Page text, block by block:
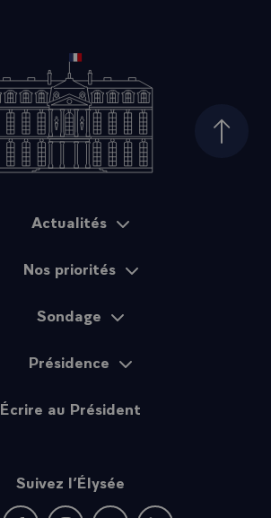
Haut
Actualités
Nos priorités
Sondage
Présidence
Écrire au Président
Suivez l’Élysée